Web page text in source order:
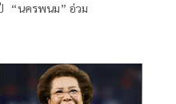
“นครพนม” อ่วม